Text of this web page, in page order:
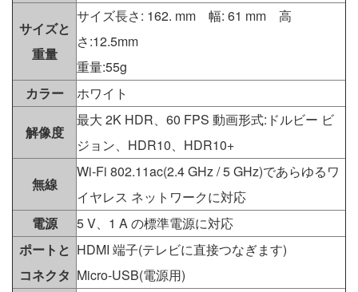
サイズと
重量
サイズ長さ: 162. mm 幅: 61 mm 高
さ:12.5mm
重量:55g
カラー
ホワイト
解像度
最大 2K HDR、60 FPS 動画形式:ドルビー ビ
ジョン、HDR10、HDR10+
無線
Wi-Fi 802.11ac(2.4 GHz / 5 GHz)であらゆるワ
イヤレス ネットワークに対応
電源
5 V、1 A の標準電源に対応
ポートと
コネクタ
HDMI 端子(テレビに直接つなぎます)
Micro-USB(電源用)